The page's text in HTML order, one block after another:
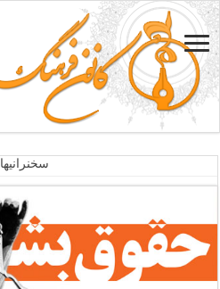
سخنرانیها